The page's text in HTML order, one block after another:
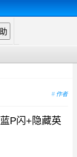
P闪+隐藏英
作者